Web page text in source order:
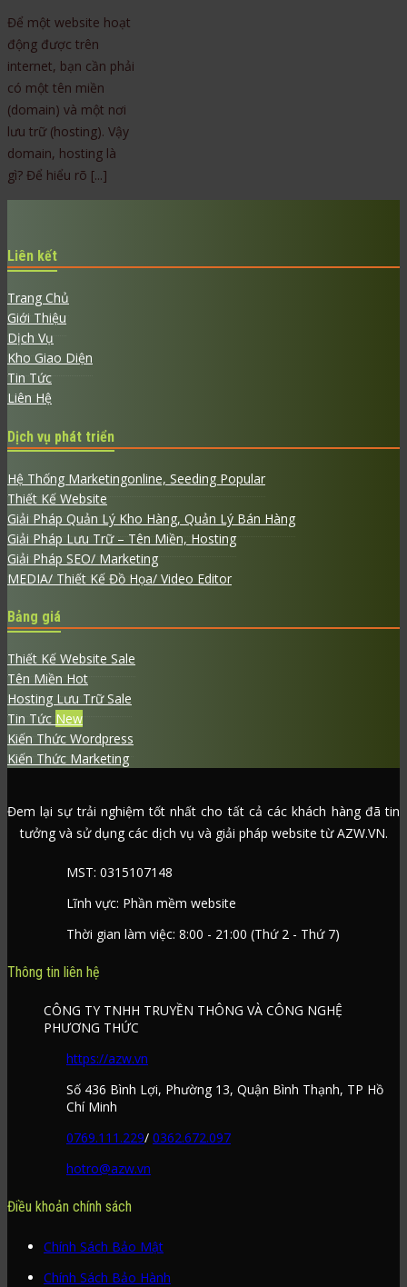
Để một website hoạt
động được trên
internet, bạn cần phải
có một tên miền
(domain) và một nơi
lưu trữ (hosting). Vậy
domain, hosting là
gì? Để hiểu rõ [...]
Liên kết
Trang Chủ
Giới Thiệu
Dịch Vụ
Kho Giao Diện
Tin Tức
Liên Hệ
Dịch vụ phát triển
Hệ Thống Marketingonline, Seeding
Thiết Kế Website
Giải Pháp Quản Lý Kho Hàng, Quản Lý Bán Hàng
Giải Pháp Lưu Trữ – Tên Miền, Hosting
Giải Pháp SEO/ Marketing
MEDIA/ Thiết Kế Đồ Họa/ Video Editor
Bảng giá
Thiết Kế Website
Tên Miền
Hosting Lưu Trữ
Tin Tức
Kiến Thức Wordpress
Kiến Thức Marketing
Đem lại sự trải nghiệm tốt nhất cho tất cả các khách hàng đã tin
tưởng và sử dụng các dịch vụ và giải pháp website từ AZW.VN.
MST: 0315107148
Lĩnh vực: Phần mềm website
Thời gian làm việc: 8:00 - 21:00 (Thứ 2 - Thứ 7)
Thông tin liên hệ
CÔNG TY TNHH TRUYỀN THÔNG VÀ CÔNG NGHỆ
PHƯƠNG THỨC
https://azw.vn
Số 436 Bình Lợi, Phường 13, Quận Bình Thạnh, TP Hồ
Chí Minh
0769.111.229/ 0362.672.097
hotro@azw.vn
Điều khoản chính sách
Chính Sách Bảo Mật
Chính Sách Bảo Hành